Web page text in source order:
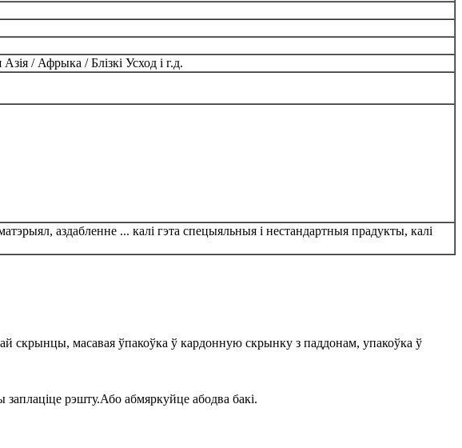
/ Афрыка / Блізкі Усход і г.д.
аздабленне ... калі гэта спецыяльныя і нестандартныя прадукты, калі
скрынцы, масавая ўпакоўка ў кардонную скрынку з паддонам, упакоўка ў
рэшту.Або абмяркуйце абодва бакі.